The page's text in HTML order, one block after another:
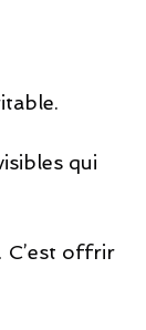
qui
C’est offrir